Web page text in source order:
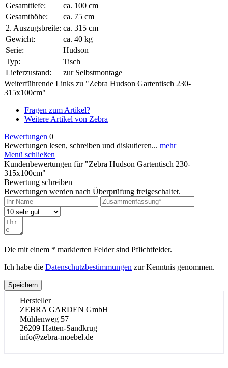
Gesamttiefe:
ca. 100 cm
Gesamthöhe:
ca. 75 cm
2. Auszugsbreite: ca. 315 cm
Gewicht:
ca. 40 kg
Serie:
Hudson
Typ:
Tisch
Lieferzustand:
zur Selbstmontage
Weiterführende Links zu "Zebra Hudson Gartentisch 230-
315x100cm"
Fragen zum Artikel?
Weitere Artikel von Zebra
Bewertungen 0
Bewertungen lesen, schreiben und diskutieren... mehr
Menü schließen
Kundenbewertungen für "Zebra Hudson Gartentisch 230-
315x100cm"
Bewertung schreiben
Bewertungen werden nach Überprüfung freigeschaltet.
Die mit einem * markierten Felder sind Pflichtfelder.
Ich habe die Datenschutzbestimmungen zur Kenntnis genommen.
Speichern
Hersteller
ZEBRA GARDEN GmbH
Mühlenweg 57
26209 Hatten-Sandkrug
info@zebra-moebel.de